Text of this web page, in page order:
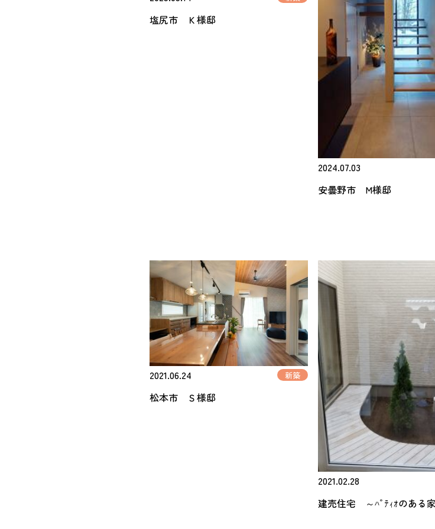
塩尻市 Ｋ様邸
安曇野市 M様邸
2024.07.03
松本市 Ｓ様邸
2021.06.24 新築
建売住宅 ～ﾊﾟﾃｨｵのある
2021.02.28